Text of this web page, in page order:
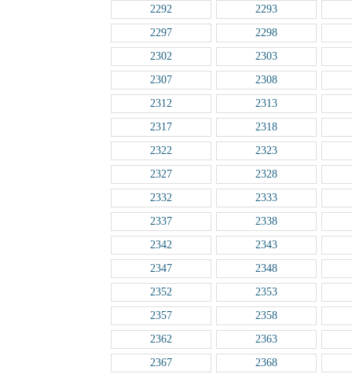
2292
2293
2297
2298
2302
2303
2307
2308
2312
2313
2317
2318
2322
2323
2327
2328
2332
2333
2337
2338
2342
2343
2347
2348
2352
2353
2357
2358
2362
2363
2367
2368